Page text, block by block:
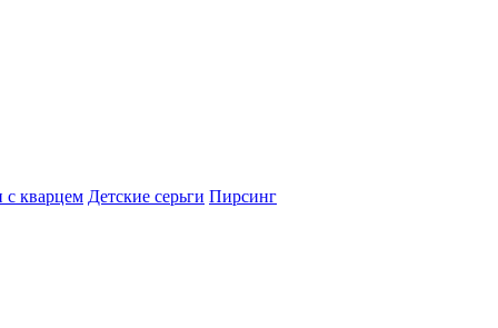
с кварцем Детские серьги Пирсинг